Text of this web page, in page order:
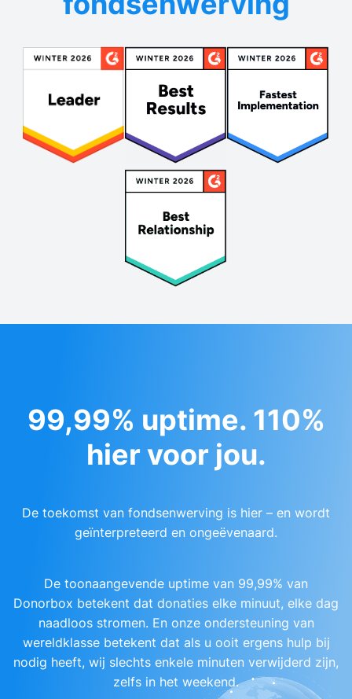
99,99% uptime. 110%
hier voor jou.
De toekomst van fondsenwerving is hier – en wordt
geïnterpreteerd en ongeëvenaard.
De toonaangevende uptime van 99,99% van
Donorbox betekent dat donaties elke minuut, elke dag
naadloos stromen. En onze ondersteuning van
wereldklasse betekent dat als u ooit ergens hulp bij
nodig heeft, wij slechts enkele minuten verwijderd zijn,
zelfs in het weekend.